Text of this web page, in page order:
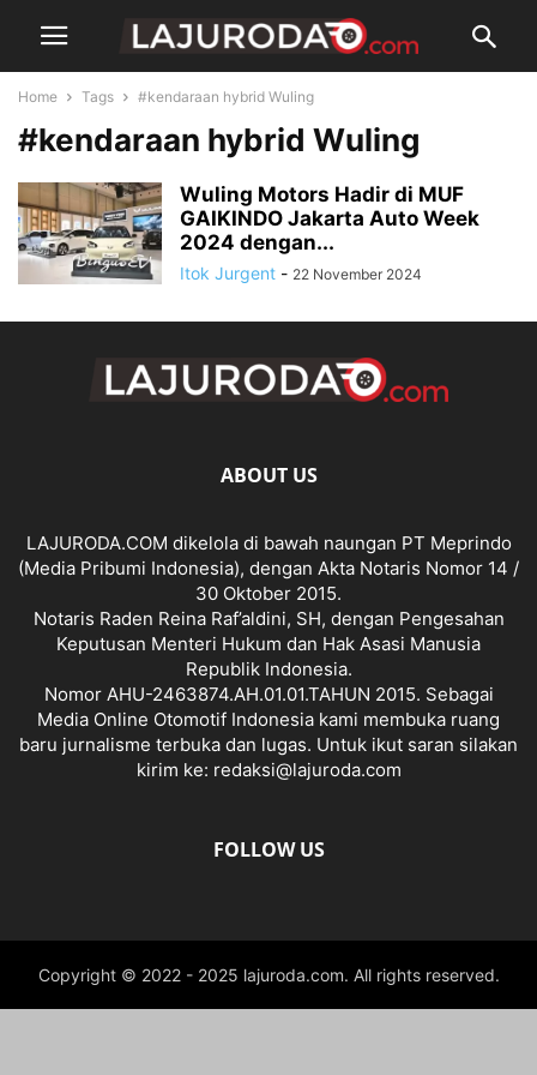
Home Tags #kendaraan hybrid Wuling
#kendaraan hybrid Wuling
Wuling Motors Hadir di MUF
GAIKINDO Jakarta Auto Week
2024 dengan...
Itok Jurgent - 22 November 2024
ABOUT US
LAJURODA.COM dikelola di bawah naungan PT Meprindo
(Media Pribumi Indonesia), dengan Akta Notaris Nomor 14 /
30 Oktober 2015.
Notaris Raden Reina Raf’aldini, SH, dengan Pengesahan
Keputusan Menteri Hukum dan Hak Asasi Manusia
Republik Indonesia.
Nomor AHU-2463874.AH.01.01.TAHUN 2015. Sebagai
Media Online Otomotif Indonesia kami membuka ruang
baru jurnalisme terbuka dan lugas. Untuk ikut saran silakan
kirim ke: redaksi@lajuroda.com
FOLLOW US
Copyright © 2022 - 2025 lajuroda.com. All rights reserved.